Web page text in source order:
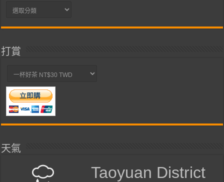
分
打賞
天氣
Taoyuan District